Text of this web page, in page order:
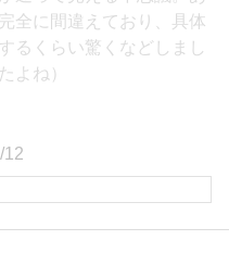
全に間違えており、具体
るくらい驚くなどしまし
よね）
12